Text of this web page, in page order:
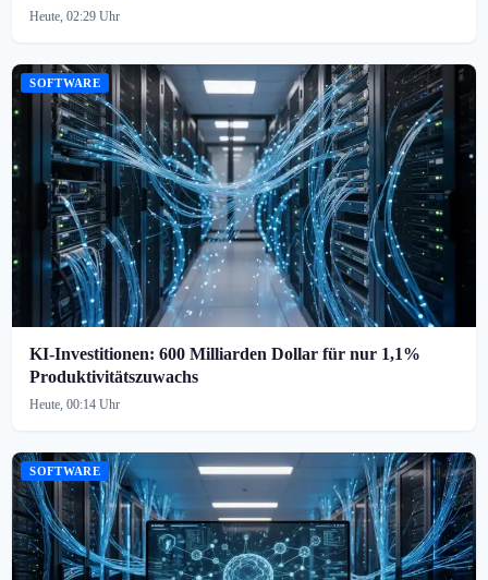
Heute, 02:29 Uhr
SOFTWARE
KI-Investitionen: 600 Milliarden Dollar für nur 1,1%
Produktivitätszuwachs
Heute, 00:14 Uhr
SOFTWARE